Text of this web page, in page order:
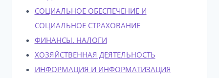
СОЦИАЛЬНОЕ ОБЕСПЕЧЕНИЕ И
СОЦИАЛЬНОЕ СТРАХОВАНИЕ
ФИНАНСЫ. НАЛОГИ
ХОЗЯЙСТВЕННАЯ ДЕЯТЕЛЬНОСТЬ
ИНФОРМАЦИЯ И ИНФОРМАТИЗАЦИЯ